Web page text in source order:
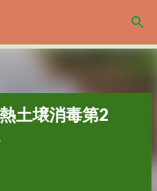
コンテンツに移動
土壌消毒第2